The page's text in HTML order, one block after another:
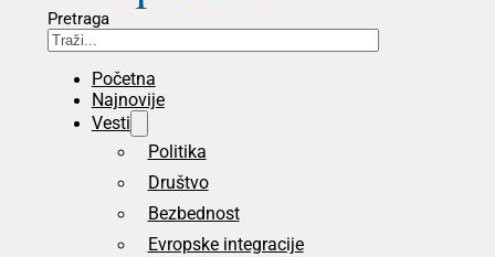
Pretraga
Početna
Najnovije
Vesti
Politika
Društvo
Bezbednost
Evropske integracije